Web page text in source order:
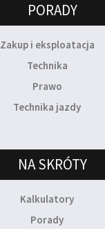
PORADY
Zakup i eksploatacja
Technika
Prawo
Technika jazdy
NA SKRÓTY
Kalkulatory
Porady